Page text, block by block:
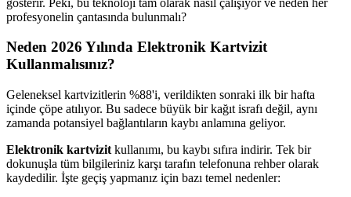
profesyonelin çantasında bulunmalı?
Neden 2026 Yılında Elektronik Kartvizit
Kullanmalısınız?
Geleneksel kartvizitlerin %88'i, verildikten sonraki ilk bir hafta
içinde çöpe atılıyor. Bu sadece büyük bir kağıt israfı değil, aynı
zamanda potansiyel bağlantıların kaybı anlamına geliyor.
Elektronik kartvizit kullanımı, bu kaybı sıfıra indirir. Tek bir
dokunuşla tüm bilgileriniz karşı tarafın telefonuna rehber olarak
kaydedilir. İşte geçiş yapmanız için bazı temel nedenler: